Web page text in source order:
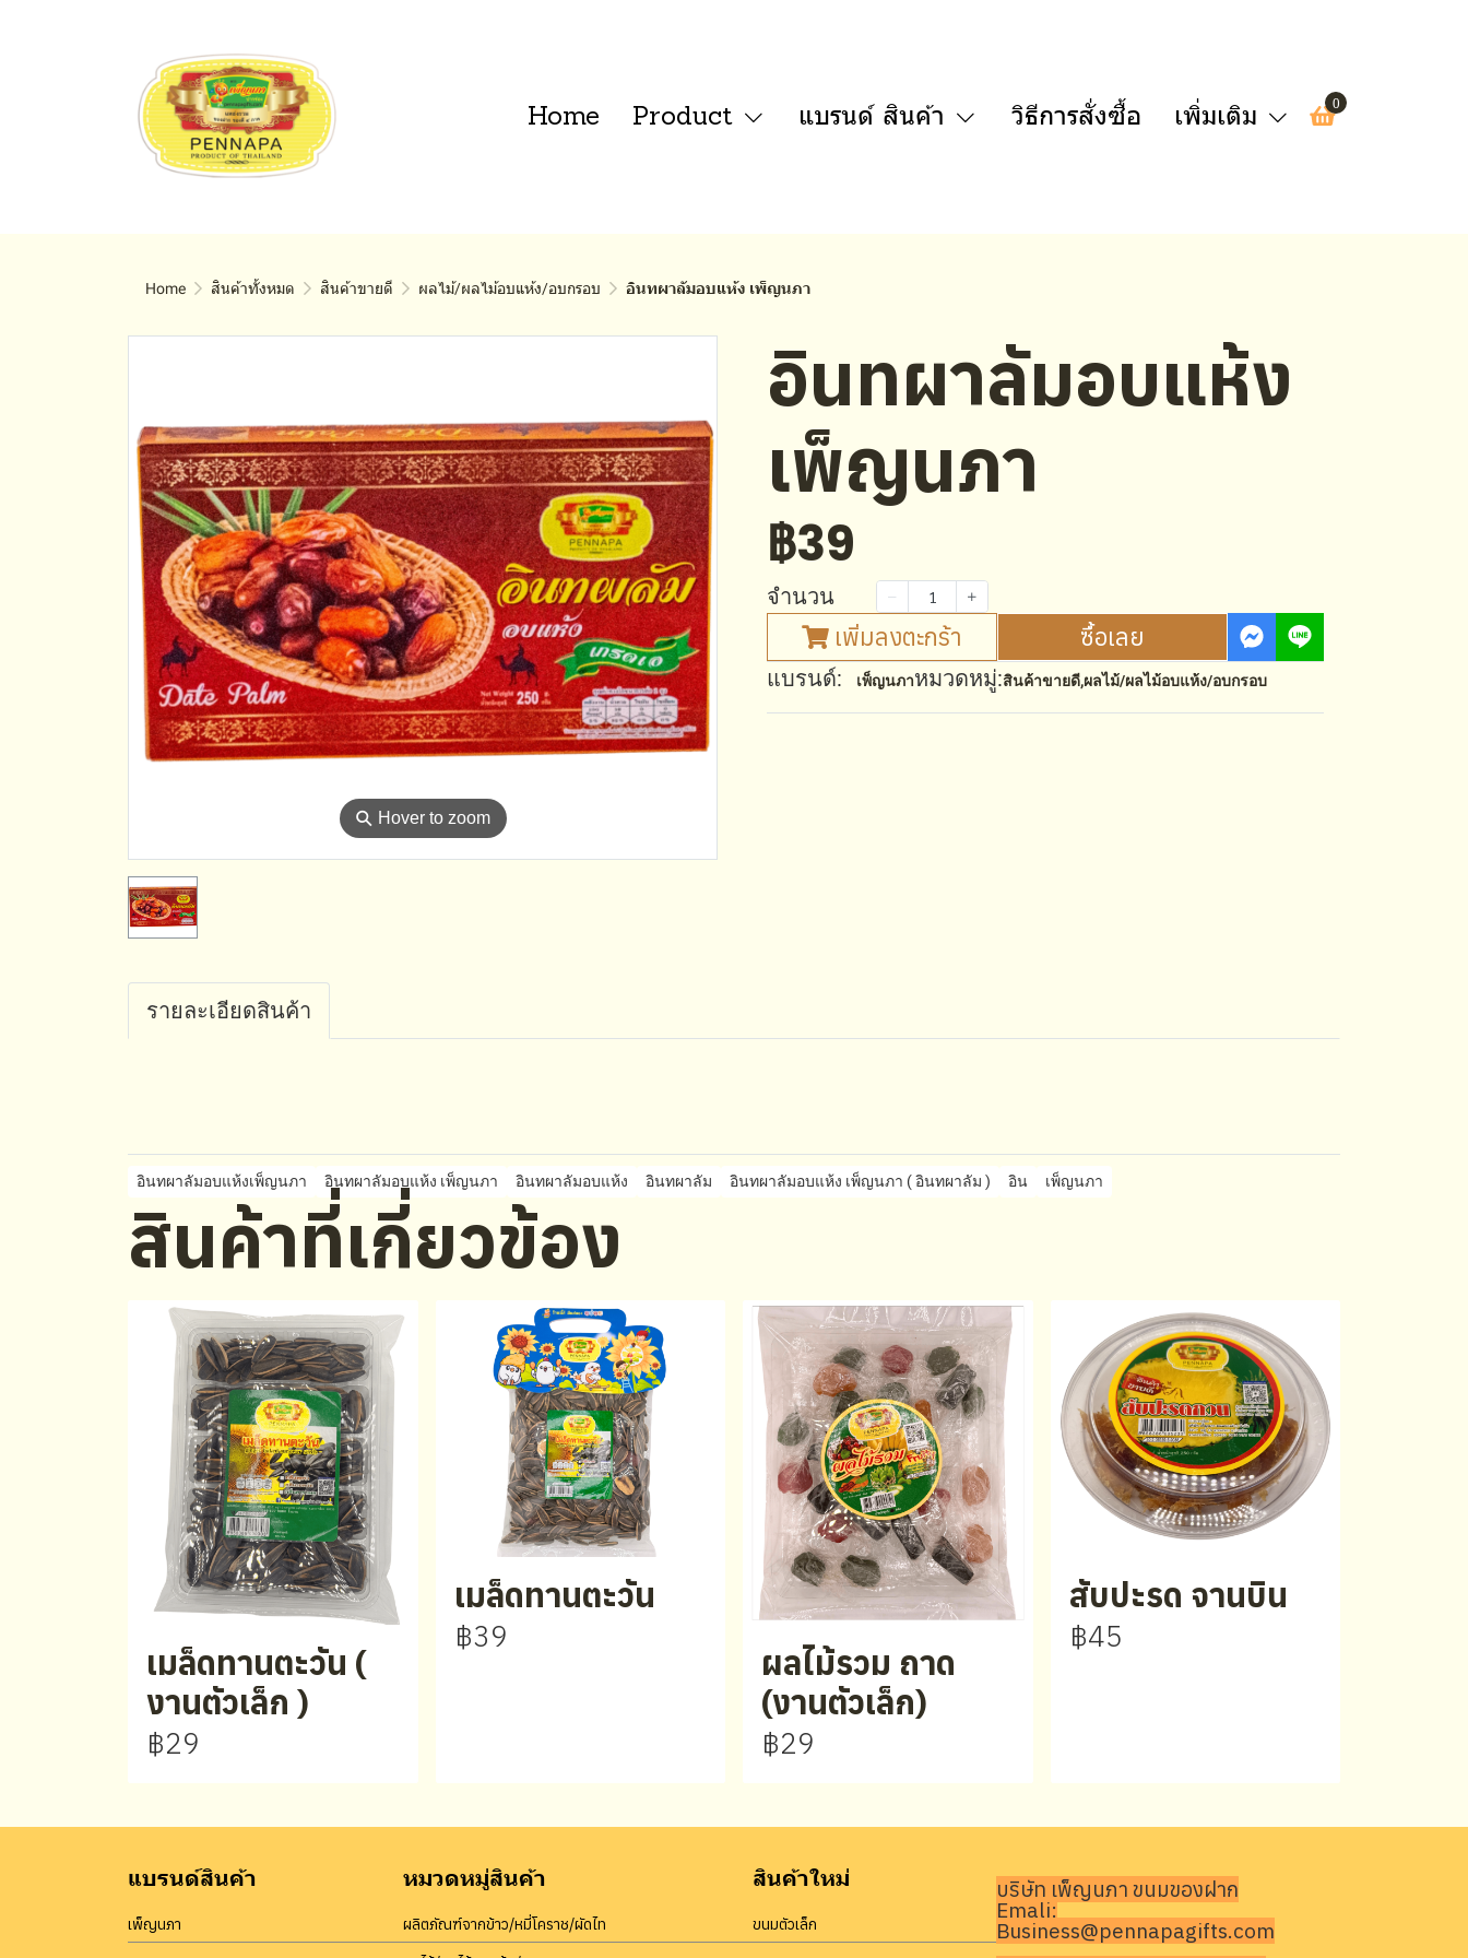
Home Product แบรนด์ สินค้า วิธีการสั่งซื้อ เพิ่มเติม 0
Home สินค้าทั้งหมด สินค้าขายดี ผลไม้/ผลไม้อบแห้ง/อบกรอบ อินทผาลัมอบแห้ง เพ็ญนภา
⚲ Hover to zoom
อินทผาลัมอบแห้ง
เพ็ญนภา
฿39
จำนวน
เพิ่มลงตะกร้า ซื้อเลย
แบรนด์: เพ็ญนภาหมวดหมู่:สินค้าขายดี,ผลไม้/ผลไม้อบแห้ง/อบกรอบ
รายละเอียดสินค้า
อินทผาลัมอบแห้งเพ็ญนภา อินทผาลัมอบแห้ง เพ็ญนภา อินทผาลัมอบแห้ง อินทผาลัม อินทผาลัมอบแห้ง เพ็ญนภา ( อินทผาลัม ) อิน เพ็ญนภา
สินค้าที่เกี่ยวข้อง
เมล็ดทานตะวัน (
งานตัวเล็ก )
฿29
เมล็ดทานตะวัน
฿39
ผลไม้รวม ถาด
(งานตัวเล็ก)
฿29
สับปะรด จานบิน
฿45
แบรนด์สินค้า
เพ็ญนภา
หมวดหมู่สินค้า
ผลิตภัณฑ์จากข้าว/หมี่โคราช/ผัดไท
สินค้าใหม่
ขนมตัวเล็ก
บริษัท เพ็ญนภา ขนมของฝาก
Emali:
Business@pennapagifts.com